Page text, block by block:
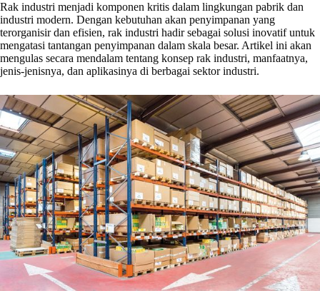
Rak industri menjadi komponen kritis dalam lingkungan pabrik dan
industri modern. Dengan kebutuhan akan penyimpanan yang
terorganisir dan efisien, rak industri hadir sebagai solusi inovatif untuk
mengatasi tantangan penyimpanan dalam skala besar. Artikel ini akan
mengulas secara mendalam tentang konsep rak industri, manfaatnya,
jenis-jenisnya, dan aplikasinya di berbagai sektor industri.